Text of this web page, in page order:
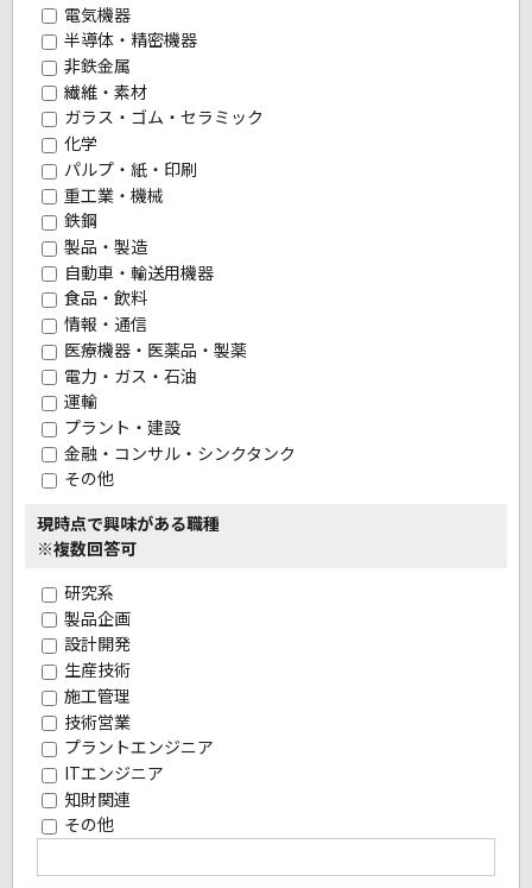
電気機器
半導体・精密機器
非鉄金属
繊維・素材
ガラス・ゴム・セラミック
化学
パルプ・紙・印刷
重工業・機械
鉄鋼
製品・製造
自動車・輸送用機器
食品・飲料
情報・通信
医療機器・医薬品・製薬
電力・ガス・石油
運輸
プラント・建設
金融・コンサル・シンクタンク
その他
現時点で興味がある職種
※複数回答可
研究系
製品企画
設計開発
生産技術
施工管理
技術営業
プラントエンジニア
ITエンジニア
知財関連
その他